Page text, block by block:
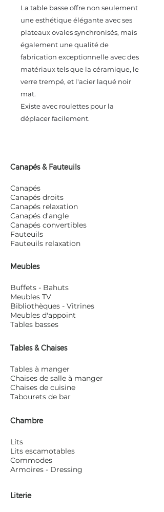
La table basse offre non seulement
une esthétique élégante avec ses
plateaux ovales synchronisés, mais
également une qualité de
fabrication exceptionnelle avec des
matériaux tels que la céramique, le
verre trempé, et l'acier laqué noir
mat.
Existe avec roulettes pour la
déplacer facilement.
Canapés & Fauteuils
Canapés
Canapés droits
Canapés relaxation
Canapés d'angle
Canapés convertibles
Fauteuils
Fauteuils relaxation
Meubles
Buffets - Bahuts
Meubles TV
Bibliothèques - Vitrines
Meubles d'appoint
Tables basses
Tables & Chaises
Tables à manger
Chaises de salle à manger
Chaises de cuisine
Tabourets de bar
Chambre
Lits
Lits escamotables
Commodes
Armoires - Dressing
Literie